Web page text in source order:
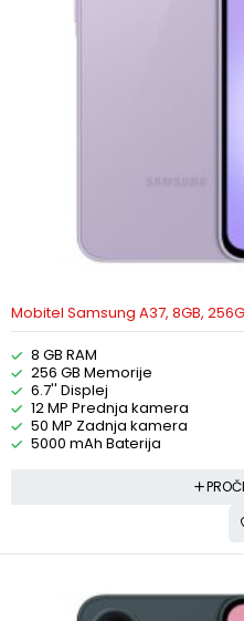
Mobitel Samsung A37, 8GB,
8 GB RAM
256 GB Memorije
6.7'' Displej
12 MP Prednja kamera
50 MP Zadnja kamera
5000 mAh Baterija